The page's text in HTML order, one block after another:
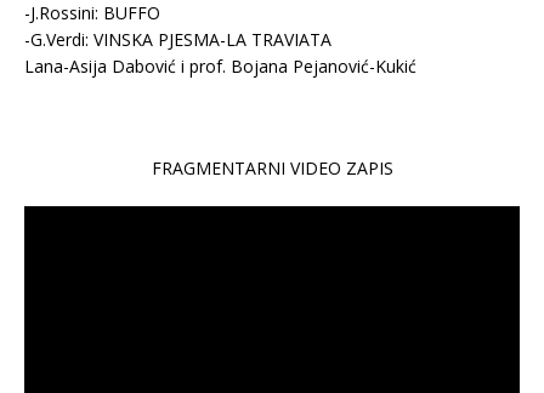
-J.Rossini: BUFFO
-G.Verdi: VINSKA PJESMA-LA TRAVIATA
Lana-Asija Dabović i prof. Војаnа Pejanović-Kukić
FRAGMENTARNI VIDEO ZAPIS